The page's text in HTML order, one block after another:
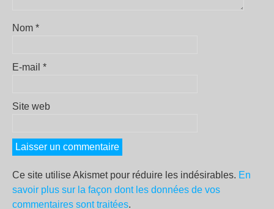
Nom *
E-mail *
Site web
Ce site utilise Akismet pour réduire les indésirables. En
savoir plus sur la façon dont les données de vos
commentaires sont traitées.